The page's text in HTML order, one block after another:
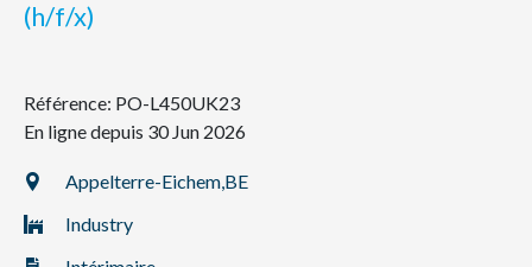
Contact
(h/f/x)
Référence: PO-L450UK23
En ligne depuis 30 Jun 2026
Appelterre-Eichem,BE
Industry